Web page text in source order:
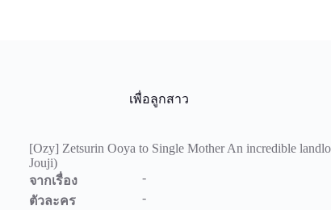
เพื่อลูกสาว
[Ozy] Zetsurin Ooya to Single Mother An incredible
Jouji)
จากเรื่อง
-
ตัวละคร
-